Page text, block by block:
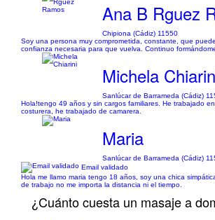
Ana B Rguez
Chipiona (Cádiz) 11550
Soy una persona muy comprometida, constante, que
confianza necesaria para que vuelva. Continuo
Michela
Sanlúcar de Barrameda (Cádiz)
Hola!tengo 49 años y sin cargos familiares. He trabajado
costurera, he trabajado de camarera.
Maria
Sanlúcar de Barrameda (Cádiz)
Email validado
Hola me llamo maria tengo 18 años, soy una chica
de trabajo no me importa la distancia ni el tiempo.
¿Cuánto cuesta un masaje a